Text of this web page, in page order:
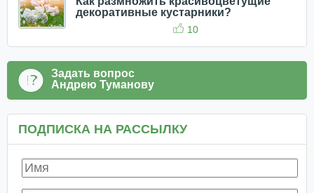
декоративные кустарники?
10
Задать вопрос
Андрею Туманову
ПОДПИСКА НА РАССЫЛКУ